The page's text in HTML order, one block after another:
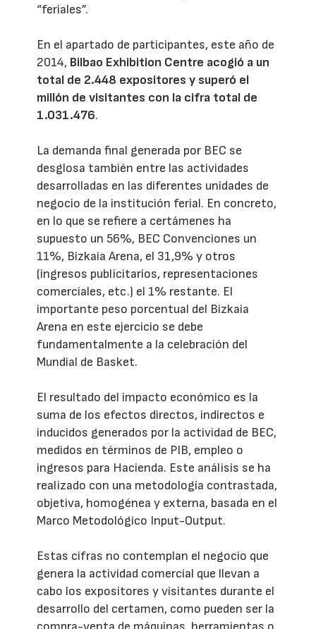
“feriales”.
En el apartado de participantes, este año de
2014, Bilbao Exhibition Centre acogió a un
total de 2.448 expositores y superó el
millón de visitantes con la cifra total de
1.031.476.
La demanda final generada por BEC se
desglosa también entre las actividades
desarrolladas en las diferentes unidades de
negocio de la institución ferial. En concreto,
en lo que se refiere a certámenes ha
supuesto un 56%, BEC Convenciones un
11%, Bizkaia Arena, el 31,9% y otros
(ingresos publicitarios, representaciones
comerciales, etc.) el 1% restante. El
importante peso porcentual del Bizkaia
Arena en este ejercicio se debe
fundamentalmente a la celebración del
Mundial de Basket.
El resultado del impacto económico es la
suma de los efectos directos, indirectos e
inducidos generados por la actividad de BEC,
medidos en términos de PIB, empleo o
ingresos para Hacienda. Este análisis se ha
realizado con una metodología contrastada,
objetiva, homogénea y externa, basada en el
Marco Metodológico Input-Output.
Estas cifras no contemplan el negocio que
genera la actividad comercial que llevan a
cabo los expositores y visitantes durante el
desarrollo del certamen, como pueden ser la